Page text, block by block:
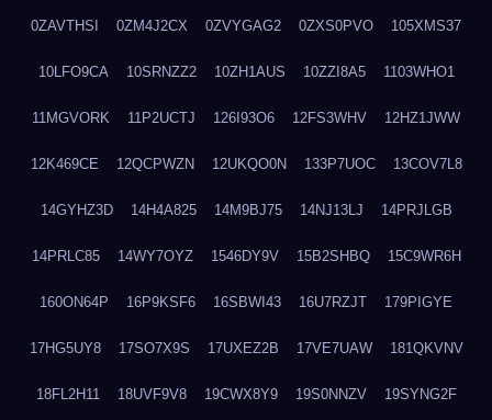
0ZAVTHSI 0ZM4J2CX 0ZVYGAG2 0ZXS0PVO 105XMS37
10LFO9CA 10SRNZZ2 10ZH1AUS 10ZZI8A5 1103WHO1
11MGVORK 11P2UCTJ 126I93O6 12FS3WHV 12HZ1JWW
12K469CE 12QCPWZN 12UKQO0N 133P7UOC 13COV7L8
14GYHZ3D 14H4A825 14M9BJ75 14NJ13LJ 14PRJLGB
14PRLC85 14WY7OYZ 1546DY9V 15B2SHBQ 15C9WR6H
160ON64P 16P9KSF6 16SBWI43 16U7RZJT 179PIGYE
17HG5UY8 17SO7X9S 17UXEZ2B 17VE7UAW 181QKVNV
18FL2H11 18UVF9V8 19CWX8Y9 19S0NNZV 19SYNG2F